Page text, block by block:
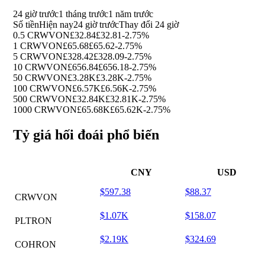
24 giờ trước1 tháng trước1 năm trước
Số tiềnHiện nay24 giờ trướcThay đổi 24 giờ
0.5 CRWVON£32.84£32.81-2.75%
1 CRWVON£65.68£65.62-2.75%
5 CRWVON£328.42£328.09-2.75%
10 CRWVON£656.84£656.18-2.75%
50 CRWVON£3.28K£3.28K-2.75%
100 CRWVON£6.57K£6.56K-2.75%
500 CRWVON£32.84K£32.81K-2.75%
1000 CRWVON£65.68K£65.62K-2.75%
Tỷ giá hối đoái phổ biến
CNY USD
CRWVON
$597.38 $88.37
PLTRON
$1.07K $158.07
COHRON
$2.19K $324.69